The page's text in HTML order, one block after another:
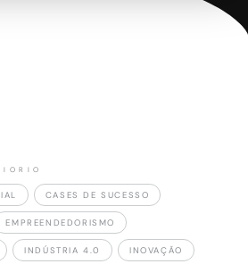
IORIO
CASES DE SUCESSO
EMPREENDEDORISMO
INDÚSTRIA 4.0 INOVAÇÃO